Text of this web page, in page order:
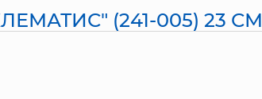
(241-005) 23 СМ